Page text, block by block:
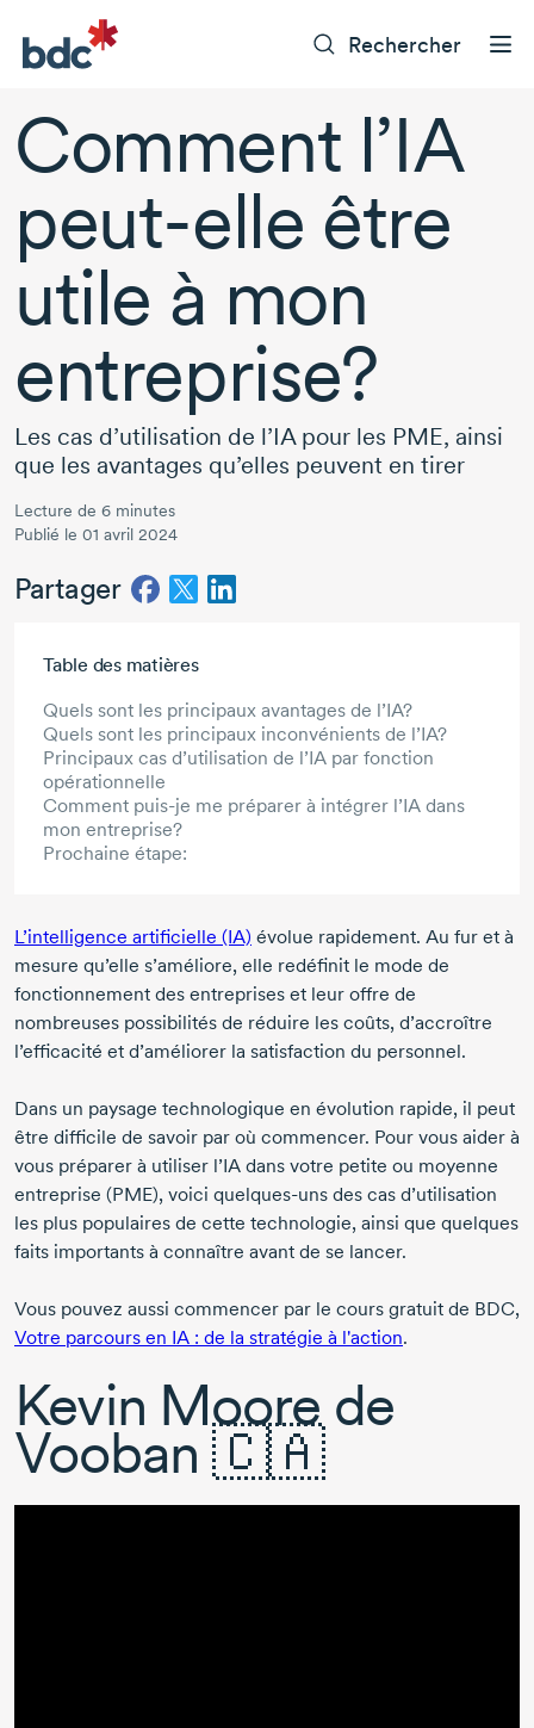
Rechercher
Comment l’IA
peut-elle être
utile à mon
entreprise?
Les cas d’utilisation de l’IA pour les PME, ainsi
que les avantages qu’elles peuvent en tirer
Lecture de 6 minutes
Publié le 01 avril 2024
Partager
Table des matières
Quels sont les principaux avantages de l’IA?
Quels sont les principaux inconvénients de l’IA?
Principaux cas d’utilisation de l’IA par fonction
opérationnelle
Comment puis-je me préparer à intégrer l’IA dans
mon entreprise?
Prochaine étape:
L’intelligence artificielle (IA) évolue rapidement. Au fur et à
mesure qu’elle s’améliore, elle redéfinit le mode de
fonctionnement des entreprises et leur offre de
nombreuses possibilités de réduire les coûts, d’accroître
l’efficacité et d’améliorer la satisfaction du personnel.
Dans un paysage technologique en évolution rapide, il peut
être difficile de savoir par où commencer. Pour vous aider à
vous préparer à utiliser l’IA dans votre petite ou moyenne
entreprise (PME), voici quelques-uns des cas d’utilisation
les plus populaires de cette technologie, ainsi que quelques
faits importants à connaître avant de se lancer.
Vous pouvez aussi commencer par le cours gratuit de BDC,
Votre parcours en IA : de la stratégie à l'action.
Kevin Moore de
Vooban 🇨🇦